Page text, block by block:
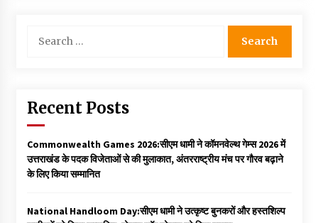
for:
Recent Posts
Commonwealth Games 2026:सीएम धामी ने कॉमनवेल्थ गेम्स 2026 में
उत्तराखंड के पदक विजेताओं से की मुलाकात, अंतरराष्ट्रीय मंच पर गौरव बढ़ाने
के लिए किया सम्मानित
National Handloom Day:सीएम धामी ने उत्कृष्ट बुनकरों और हस्तशिल्प